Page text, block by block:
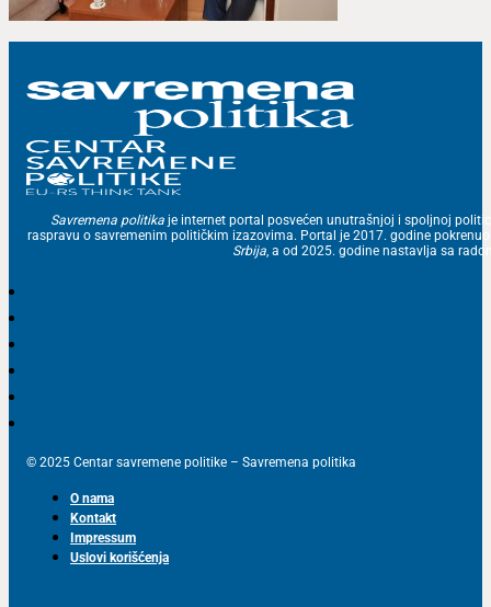
Savremena politika je internet portal posvećen unutrašnjoj i spoljnoj
raspravu o savremenim političkim izazovima. Portal je 2017. godine
Srbija, a od 2025. godine nastavlja sa
© 2025 Centar savremene politike – Savremena politika
O nama
Kontakt
Impressum
Uslovi korišćenja